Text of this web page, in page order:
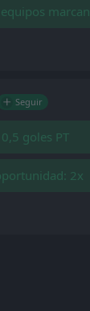
marcan
Seguir
goles PT
2x